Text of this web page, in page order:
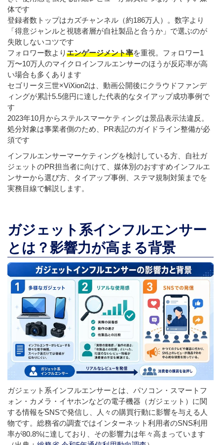
体です
登録者数トップはカズチャンネル（約186万人）。数字より
「得意ジャンルと視聴者層が自社製品と合うか」で選ぶのが
失敗しないコツです
フォロワー数よりエンゲージメント率を重視。フォロワー1
万〜10万人のマイクロインフルエンサーのほうが反応率が高
い場合も多くあります
セゴリータ三世×ViXion2は、動画公開後にクラウドファンデ
ィングが累計5.5億円に達した代表的なタイアップ成功事例で
す
2023年10月からステルスマーケティングは景品表示法違反。
処分対象は事業者側のため、PR表記のガイドライン整備が必
須です
インフルエンサーマーケティングを検討している方、自社ガ
ジェットのPR担当者に向けて、媒体別のおすすめインフルエ
ンサーから選び方、タイアップ事例、ステマ規制対策までを
実務目線で解説します。
ガジェット系インフルエンサー
とは？影響力が高まる背景
ガジェット系インフルエンサーとは、パソコン・スマートフ
ォン・カメラ・イヤホンなどの電子機器（ガジェット）に関
する情報をSNSで発信し、人々の購買行動に影響を与える人
物です。総務省の調査ではインターネット利用者のSNS利用
率が80.8%に達しており、その影響力は年々高まっています